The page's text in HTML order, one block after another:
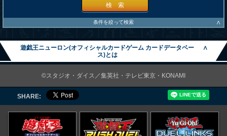
検 索
条件を絞って検索 ∧
遊戯王ニューロン(オフィシャルカードゲーム カードデータベー
ス)とは
∧
©スタジオ・ダイス／集英社・テレビ東京・KONAMI
SHARE: